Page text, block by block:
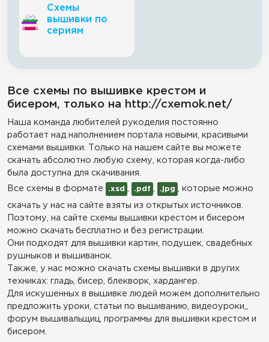
Схемы
вышивки по
сериям
Все схемы по вышивке крестом и
бисером, только на http://cxemok.net/
Наша команда любителей рукоделия постоянно
работает над наполнением портала новыми, красивыми
схемами вышивки. Только на нашем сайте вы можете
скачать абсолютно любую схему, которая когда-либо
была доступна для скачивания.
Все схемы в формате
.xsd .pdf .jpg , которые можно
скачать у нас на сайте взяты из открытых источников.
Поэтому, на сайте схемы вышивки крестом и бисером
можно скачать бесплатно и без регистрации.
Они подходят для вышивки картин, подушек, свадебных
рушныков и вышиванок.
Также, у нас можно скачать схемы вышивки в других
техниках: гладь, бисер, блекворк, хардангер.
Для искушенных в вышивке людей можем дополнительно
предложить уроки, статьи по вышиванию, видеоуроки,,
форум вышивальщиц, программы для вышивки крестом и
бисером.